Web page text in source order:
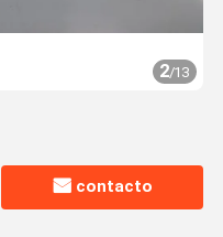
2/13
contacto